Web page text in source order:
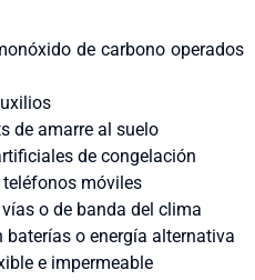
de carbono operados
amarre al suelo
de congelación
móviles
o de banda del clima
o energía alternativa
e impermeable